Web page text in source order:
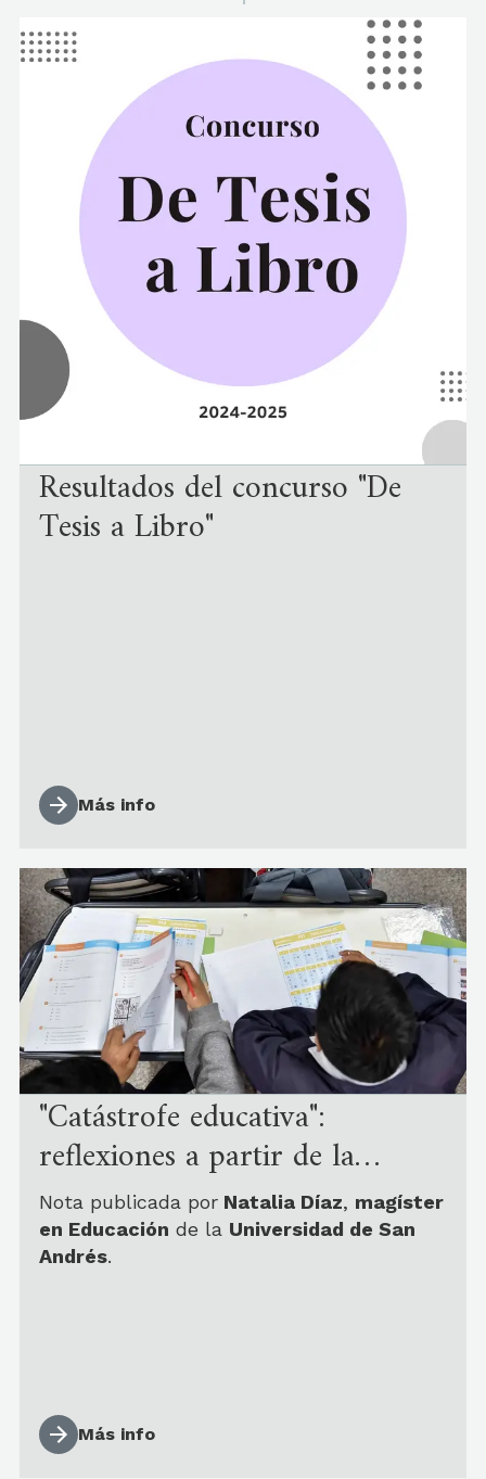
Resultados del concurso "De
Tesis a Libro"
Más info
"Catástrofe educativa":
reflexiones a partir de la
prueba de lectura
Nota publicada por Natalia Díaz, magíster
en Educación de la Universidad de San
Andrés.
Más info